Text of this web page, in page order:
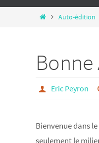
le
HomeAuto-édition
Bonne
Eric Peyron
Bienvenue dans le
seulement le